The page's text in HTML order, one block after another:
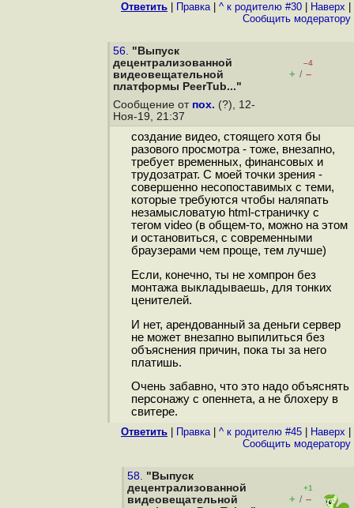
Ответить Правка| ^ к родителю #30 Наверх
Cообщить модератору
56. "Выпуск
децентрализованной
видеовещательной
платформы PeerTub..."
–4
+ / –
Сообщение от пох. (?), 12-
Ноя-19, 21:37
создание видео, стоящего хотя бы
разового просмотра - тоже, внезапно,
требует временных, финансовых и
трудозатрат. С моей точки зрения -
совершенно несопоставимых с теми,
которые требуются чтобы наляпать
незамысловатую html-страничку с
тегом video (в общем-то, можно на этом
и остановиться, с современными
браузерами чем проще, тем лучше)
Если, конечно, ты не хомпрон без
монтажа выкладываешь, для тонких
ценителей.
И нет, арендованный за деньги сервер
не может внезапно выпилиться без
объяснения причин, пока ты за него
платишь.
Очень забавно, что это надо объяснять
персонажу с опеннета, а не блохеру в
свитере.
Ответить Правка| ^ к родителю #45 Наверх
Cообщить модератору
58. "Выпуск
децентрализованной
видеовещательной
+1
+ / –